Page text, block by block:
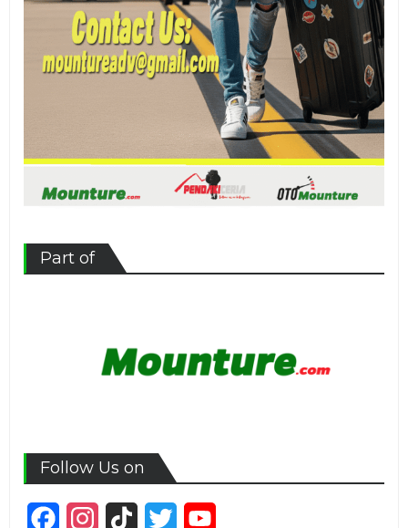
Part of
Follow Us on
FacebookInstagram
TikTok Twitter